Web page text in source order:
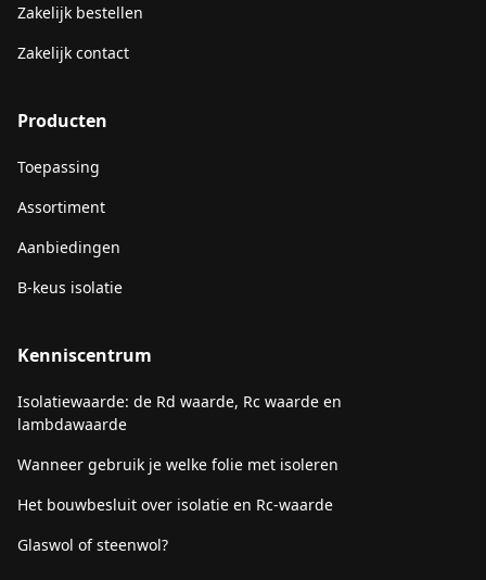
Zakelijk bestellen
Zakelijk contact
Producten
Toepassing
Assortiment
Aanbiedingen
B-keus isolatie
Kenniscentrum
Isolatiewaarde: de Rd waarde, Rc waarde en
lambdawaarde
Wanneer gebruik je welke folie met isoleren
Het bouwbesluit over isolatie en Rc-waarde
Glaswol of steenwol?